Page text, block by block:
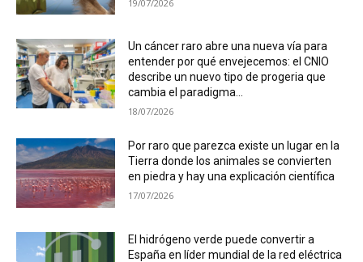
19/07/2026
Un cáncer raro abre una nueva vía para
entender por qué envejecemos: el CNIO
describe un nuevo tipo de progeria que
cambia el paradigma...
18/07/2026
Por raro que parezca existe un lugar en la
Tierra donde los animales se convierten
en piedra y hay una explicación científica
17/07/2026
El hidrógeno verde puede convertir a
España en líder mundial de la red eléctrica